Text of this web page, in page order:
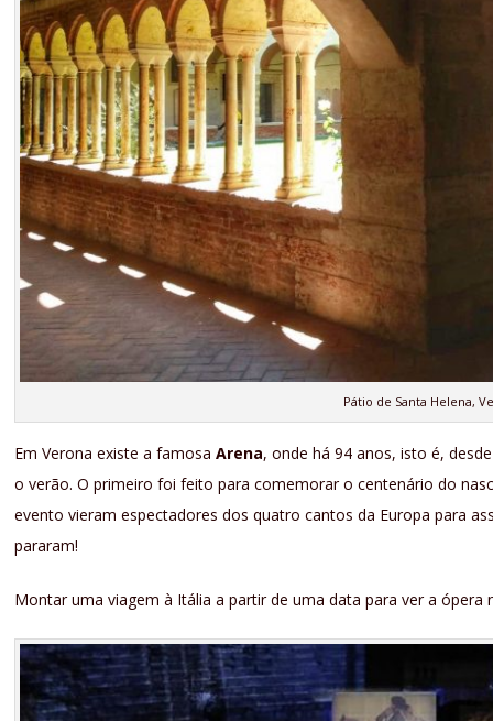
Pátio de Santa Helena,
Em Verona existe a famosaArena, onde há 94 anos, isto é,
o verão. O primeiro foi feito para comemorar o centenário do
evento vieram espectadores dos quatro cantos da Europa para
pararam!
Montar uma viagem à Itália a partir de uma data para ver a ópera